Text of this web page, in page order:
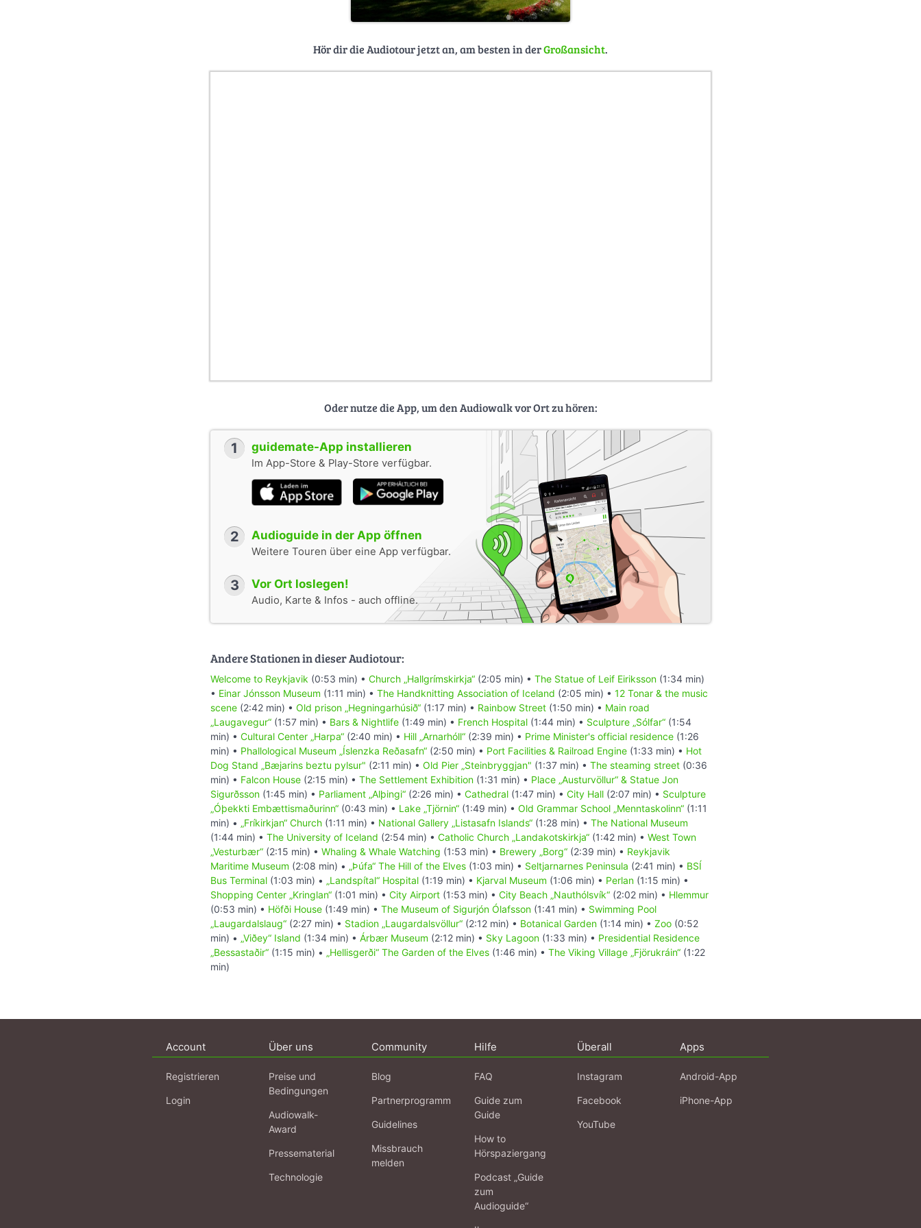
Hör dir die Audiotour jetzt an, am besten in derGroßansicht.
Oder nutze die App, um den Audiowalk vor Ort zu hören:
1 guidemate-App installieren
Im App-Store & Play-Store verfügbar.
2 Audioguide in der App öffnen
Weitere Touren über eine App verfügbar.
3 Vor Ort loslegen!
Audio, Karte & Infos - auch offline.
Andere Stationen in dieser Audiotour:
Welcome to Reykjavik (0:53 min) • Church „Hallgrímskirkja“ (2:05 min) • The Statue of Leif Eiriksson (1:34 min)
• Einar Jónsson Museum (1:11 min) • The Handknitting Association of Iceland (2:05 min) • 12 Tonar & the music
scene (2:42 min) • Old prison „Hegningarhúsið“ (1:17 min) • Rainbow Street (1:50 min) • Main road
„Laugavegur“ (1:57 min) • Bars & Nightlife (1:49 min) • French Hospital (1:44 min) • Sculpture „Sólfar“ (1:54
min) • Cultural Center „Harpa“ (2:40 min) • Hill „Arnarhóll“ (2:39 min) • Prime Minister's official residence (1:26
min) • Phallological Museum „Íslenzka Reðasafn“ (2:50 min) • Port Facilities & Railroad Engine (1:33 min) • Hot
Dog Stand „Bæjarins beztu pylsur" (2:11 min) • Old Pier „Steinbryggjan" (1:37 min) • The steaming street (0:36
min) • Falcon House (2:15 min) • The Settlement Exhibition (1:31 min) • Place „Austurvöllur“ & Statue Jon
Sigurðsson (1:45 min) • Parliament „Alþingi“ (2:26 min) • Cathedral (1:47 min) • City Hall (2:07 min) • Sculpture
„Óþekkti Embættismaðurinn“ (0:43 min) • Lake „Tjörnin“ (1:49 min) • Old Grammar School „Menntaskolinn“ (1:11
min) • „Fríkirkjan“ Church (1:11 min) • National Gallery „Listasafn Islands“ (1:28 min) • The National Museum
(1:44 min) • The University of Iceland (2:54 min) • Catholic Church „Landakotskirkja“ (1:42 min) • West Town
„Vesturbær“ (2:15 min) • Whaling & Whale Watching (1:53 min) • Brewery „Borg“ (2:39 min) • Reykjavik
Maritime Museum (2:08 min) • „Þúfa“ The Hill of the Elves (1:03 min) • Seltjarnarnes Peninsula (2:41 min) • BSÍ
Bus Terminal (1:03 min) • „Landspítal“ Hospital (1:19 min) • Kjarval Museum (1:06 min) • Perlan (1:15 min) •
Shopping Center „Kringlan“ (1:01 min) • City Airport (1:53 min) • City Beach „Nauthólsvík“ (2:02 min) • Hlemmur
(0:53 min) • Höfði House (1:49 min) • The Museum of Sigurjón Ólafsson (1:41 min) • Swimming Pool
„Laugardalslaug“ (2:27 min) • Stadion „Laugardalsvöllur“ (2:12 min) • Botanical Garden (1:14 min) • Zoo (0:52
min) • „Viðey“ Island (1:34 min) • Árbær Museum (2:12 min) • Sky Lagoon (1:33 min) • Presidential Residence
„Bessastaðir“ (1:15 min) • „Hellisgerði“ The Garden of the Elves (1:46 min) • The Viking Village „Fjörukráin“ (1:22
min)
Account
Registrieren
Login
Über uns
Preise und
Bedingungen
Audiowalk-
Award
Pressematerial
Technologie
Community
Blog
Partnerprogramm
Guidelines
Missbrauch
melden
Hilfe
FAQ
Guide zum
Guide
How to
Hörspaziergang
Podcast „Guide
zum
Audioguide“
Überall
Instagram
Facebook
YouTube
Apps
Android-App
iPhone-App